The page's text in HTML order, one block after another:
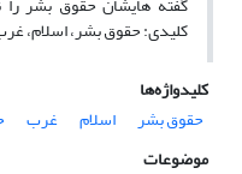
کلیدی: حقوق بشر، اسلام،
کلیدواژه‌ها
حقوق بشر
اسلام غرب
موضوعات